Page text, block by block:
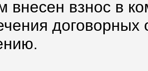
внесен взнос в
договорных